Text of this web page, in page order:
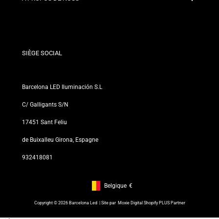
Nos Magasins
SIÈGE SOCIAL
Barcelona LED Iluminación S.L
C/ Galligants S/N
17451 Sant Feliu
de Buixalleu Girona, Espagne
932418081
Footer: Belgique, €
Belgique €
Copyright © 2026 Barcelona Led | Site par Moxie Digital Shopify PLUS Partner